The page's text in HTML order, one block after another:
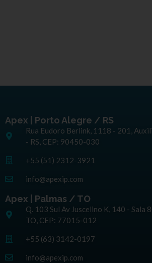
Apex | Porto Alegre / RS
Rua Eudoro Berlink, 1118 - 201,
- RS, CEP: 90450-030
+55 (51) 2312-3921
info@apexip.com
Apex | Palmas / TO
Q. 103 Sul Av Juscelino K, 140 - Sala
TO, CEP: 77015-012
+55 (63) 3142-0197
info@apexip.com